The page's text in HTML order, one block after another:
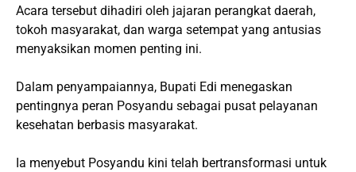
Acara tersebut dihadiri oleh jajaran perangkat daerah,
tokoh masyarakat, dan warga setempat yang antusias
menyaksikan momen penting ini.
Dalam penyampaiannya, Bupati Edi menegaskan
pentingnya peran Posyandu sebagai pusat pelayanan
kesehatan berbasis masyarakat.
Ia menyebut Posyandu kini telah bertransformasi untuk